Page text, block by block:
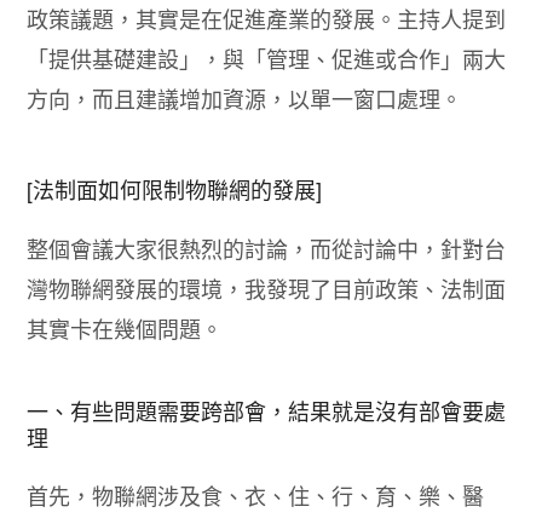
政策議題，其實是在促進產業的發展。主持人提到
「提供基礎建設」，與「管理、促進或合作」兩大
方向，而且建議增加資源，以單一窗口處理。
[法制面如何限制物聯網的發展]
整個會議大家很熱烈的討論，而從討論中，針對台
灣物聯網發展的環境，我發現了目前政策、法制面
其實卡在幾個問題。
一、有些問題需要跨部會，結果就是沒有部會要處
理
首先，物聯網涉及食、衣、住、行、育、樂、醫